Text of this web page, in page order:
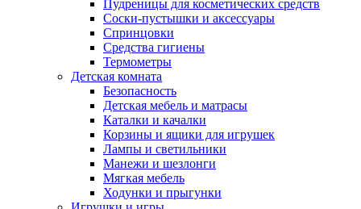
Пудреницы для косметических средств
Соски-пустышки и аксессуары
Спринцовки
Средства гигиены
Термометры
Детская комната
Безопасность
Детская мебель и матрасы
Каталки и качалки
Корзины и ящики для игрушек
Лампы и светильники
Манежи и шезлонги
Мягкая мебель
Ходунки и прыгунки